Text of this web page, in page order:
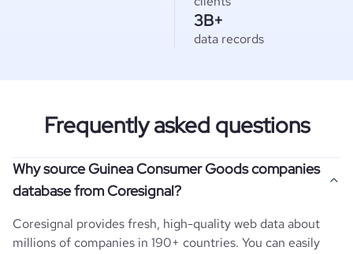
3B+
data records
Frequently asked questions
Why source Guinea Consumer Goods companies
database from Coresignal?
Coresignal provides fresh, high-quality web data about
millions of companies in 190+ countries. You can easily